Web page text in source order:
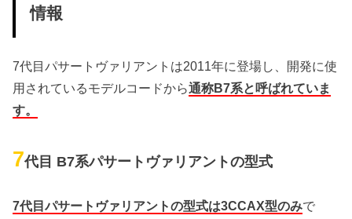
情報
7代目パサートヴァリアントは2011年に登場し、開発に使
用されているモデルコードから通称B7系と呼ばれていま
す。
7代目 B7系パサートヴァリアントの型式
7代目パサートヴァリアントの型式は3CCAX型のみで